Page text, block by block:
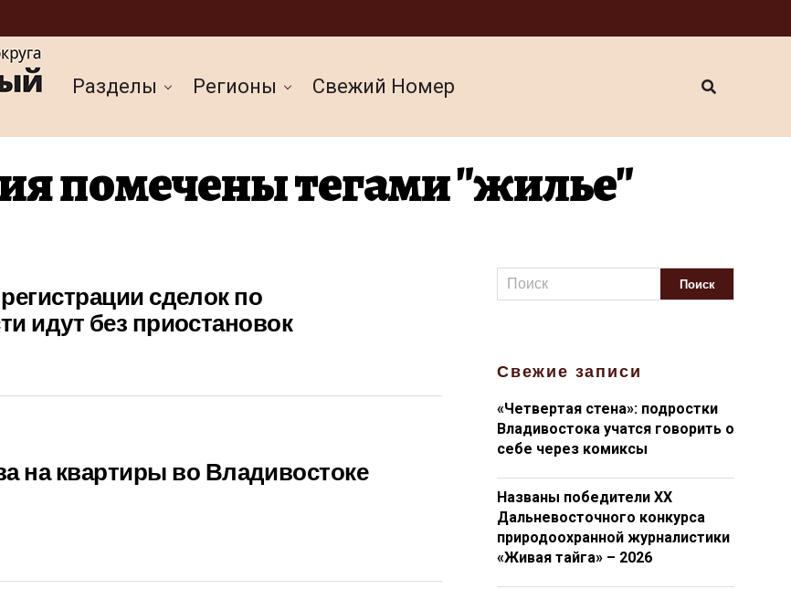
Разделы Регионы Cвежий Номер
помечены тегами "жилье"
сделок по
идут без приостановок
на квартиры во Владивостоке
Свежие записи
«Четвертая стена»: подростки
Владивостока учатся говорить о
себе через комиксы
Названы победители XX
Дальневосточного конкурса
природоохранной журналистики
«Живая тайга» – 2026